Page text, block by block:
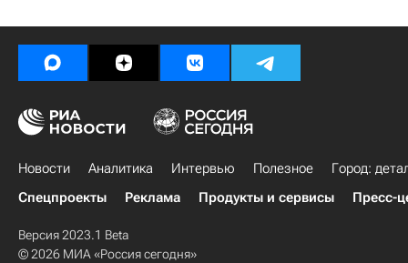
Новости Аналитика Интервью Полезное
Город:
Спецпроекты
Реклама Продукты и сервисы Пресс-
Версия 2023.1 Beta
© 2026 МИА «Россия сегодня»